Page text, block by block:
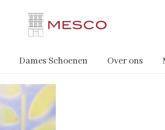
Dames Schoenen Over ons